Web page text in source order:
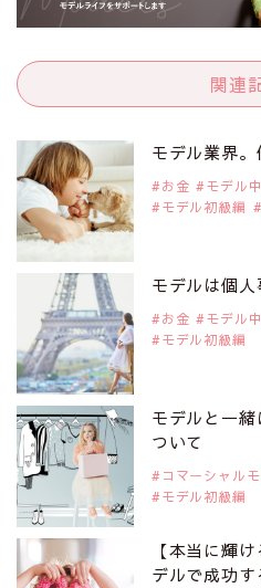
関連
モデル業界
お金 モデル
モデル初級編
モデルは個人
お金 モデル
モデル初級編
モデルと一
ついて
コマーシャル
モデル初級編
【本当に輝
デルで成功